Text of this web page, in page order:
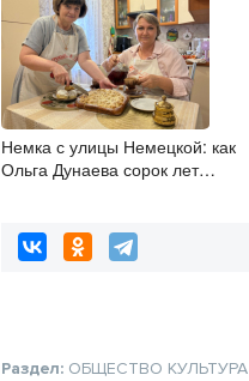
Немка с улицы Немецкой: как
Ольга Дунаева сорок лет
Раздел: ОБЩЕСТВО КУЛЬТУРА